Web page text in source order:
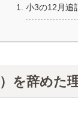
小3の12月追
を辞めた